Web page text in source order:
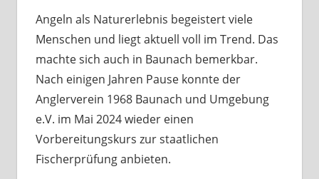
Angeln als Naturerlebnis begeistert viele
Menschen und liegt aktuell voll im Trend. Das
machte sich auch in Baunach bemerkbar.
Nach einigen Jahren Pause konnte der
Anglerverein 1968 Baunach und Umgebung
e.V. im Mai 2024 wieder einen
Vorbereitungskurs zur staatlichen
Fischerprüfung anbieten.